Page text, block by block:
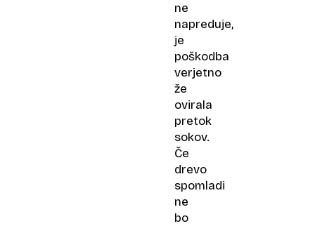
vas?
ne
napreduje,
je
poškodba
verjetno
že
ovirala
pretok
sokov.
Če
drevo
spomladi
ne
bo